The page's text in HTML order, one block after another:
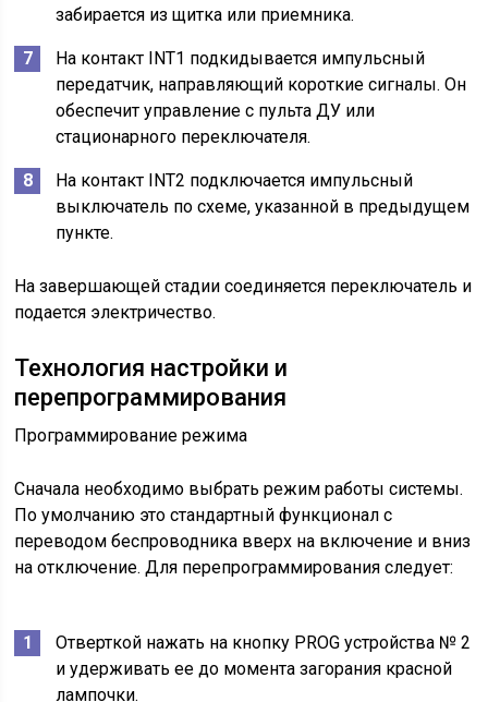
забирается из щитка или приемника.
На контакт INT1 подкидывается импульсный
передатчик, направляющий короткие сигналы. Он
обеспечит управление с пульта ДУ или
стационарного переключателя.
На контакт INT2 подключается импульсный
выключатель по схеме, указанной в предыдущем
пункте.
На завершающей стадии соединяется переключатель и
подается электричество.
Технология настройки и
перепрограммирования
Программирование режима
Сначала необходимо выбрать режим работы системы.
По умолчанию это стандартный функционал с
переводом беспроводника вверх на включение и вниз
на отключение. Для перепрограммирования следует:
Отверткой нажать на кнопку PROG устройства № 2
и удерживать ее до момента загорания красной
лампочки.